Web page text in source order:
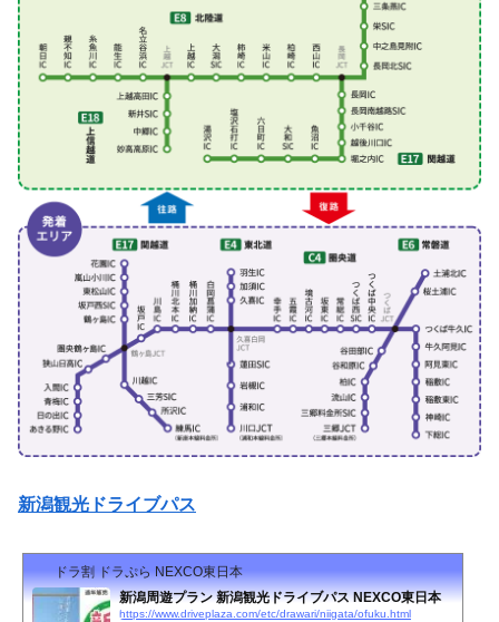
新潟観光ドライブパス
ドラ割 ドラぷら NEXCO東日本
新潟周遊プラン 新潟観光ドライブパス NEXCO東日本
https://www.driveplaza.com/etc/drawari/niigata/ofuku.html